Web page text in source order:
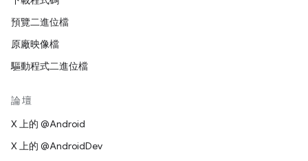
預覽二進位檔
原廠映像檔
驅動程式二進位檔
論壇
X 上的 @Android
X 上的 @AndroidDev